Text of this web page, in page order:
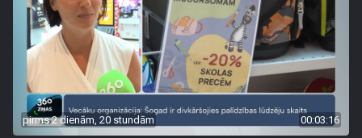
pirms 2 dienām, 20 stundām 00:03:16